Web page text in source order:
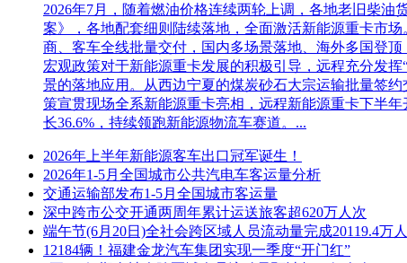
2026年7月，随着燃油价格连续两轮上调，各地老旧柴
案》，各地配套细则陆续落地，全面激活新能源重卡市
商、客车全线批量交付，国内多场景落地、海外多国登
宏观政策对于新能源重卡发展的积极引导，远程充分发
景的落地应用。从西边宁夏的煤炭砂石大宗运输批量签
策宣贯现场全系新能源重卡亮相，远程新能源重卡下半
长36.6%，持续领跑新能源物流车赛道。...
2026年上半年新能源客车出口冠军诞生！
2026年1-5月全国城市公共汽电车客运量分析
交通运输部发布1-5月全国城市客运量
深中跨市公交开通两周年累计运送旅客超620万人次
端午节(6月20日)全社会跨区域人员流动量完成20119.4万
12184辆！福建金龙汽车集团实现一季度“开门红”